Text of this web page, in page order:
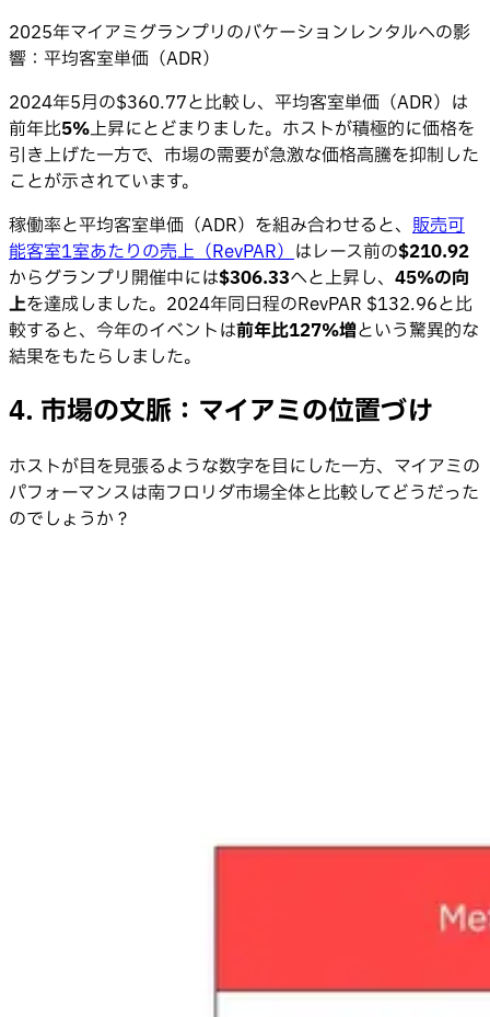
2025年マイアミグランプリのバケーションレンタルへの影
響：平均客室単価（ADR）
2024年5月の$360.77と比較し、平均客室単価（ADR）は
前年比5%上昇にとどまりました。ホストが積極的に価格を
引き上げた一方で、市場の需要が急激な価格高騰を抑制した
ことが示されています。
稼働率と平均客室単価（ADR）を組み合わせると、 販売可
能客室1室あたりの売上（RevPAR）はレース前の$210.92
からグランプリ開催中には$306.33へと上昇し、 45%の向
上を達成しました。2024年同日程のRevPAR $132.96と比
較すると、今年のイベントは前年比127%増という驚異的な
結果をもたらしました。
4. 市場の文脈：マイアミの位置づけ
ホストが目を見張るような数字を目にした一方、マイアミの
パフォーマンスは南フロリダ市場全体と比較してどうだった
のでしょうか？